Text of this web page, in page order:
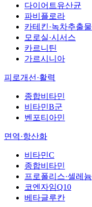
다이어트유산균
파비플로라
카테킨·녹차추출물
모로실·시서스
카르니틴
가르시니아
피로개선·활력
종합비타민
비타민B군
벤포티아민
면역·항산화
비타민C
종합비타민
프로폴리스·셀레늄
코엔자임Q10
베타글루칸